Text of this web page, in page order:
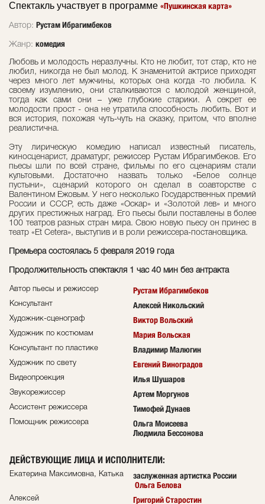
Спектакль участвует в программе «Пушкинская карта»
Автор: Рустам Ибрагимбеков
Жанр: комедия
Любовь и молодость неразлучны. Кто не любит, тот стар, кто не
любил, никогда не был молод. К знаменитой актрисе приходят
через много лет мужчины, которых она когда -то любила. К
своему изумлению, они сталкиваются с молодой женщиной,
тогда как сами они – уже глубокие старики. А секрет ее
молодости прост - она не утратила способность любить. Вот и
вся история, похожая чуть-чуть на сказку, притом, что вполне
реалистична.
Эту лирическую комедию написал известный писатель,
киносценарист, драматург, режиссер Рустам Ибрагимбеков. Его
пьесы шли по всей стране, фильмы по его сценариям стали
культовыми. Достаточно назвать только «Белое солнце
пустыни», сценарий которого он сделал в соавторстве с
Валентином Ежовым. У него несколько Государственных премий
России и СССР, есть даже «Оскар» и «Золотой лев» и много
других престижных наград. Его пьесы были поставлены в более
100 театров разных стран мира. Свою новую пьесу он принес в
театр «Et Cetera», выступив и в роли режиссера-постановщика.
Премьера состоялась 5 февраля 2019 года
Продолжительность спектакля 1 час 40 мин без антракта
Автор пьесы и режиссер Рустам Ибрагимбеков
Консультант Алексей Никольский
Художник-сценограф Виктор Вольский
Художник по костюмам Мария Вольская
Консультант по пластике Владимир Малюгин
Художник по свету Евгений Виноградов
Видеопроекция Илья Шушаров
Звукорежиссер Артем Моргунов
Ассистент режиссера Тимофей Дунаев
Помощник режиссера
Ольга Моисеева
Людмила Бессонова
ДЕЙСТВУЮЩИЕ ЛИЦА И ИСПОЛНИТЕЛИ:
Екатерина Максимовна, Катька
заслуженная артистка России
Ольга Белова
Алексей Григорий Старостин